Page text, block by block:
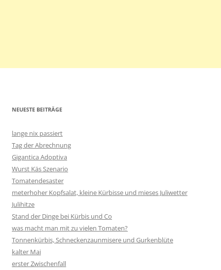
NEUESTE BEITRÄGE
lange nix passiert
Tag der Abrechnung
Gigantica Adoptiva
Wurst Käs Szenario
Tomatendesaster
meterhoher Kopfsalat, kleine Kürbisse und mieses Juliwetter
Julihitze
Stand der Dinge bei Kürbis und Co
was macht man mit zu vielen Tomaten?
Tonnenkürbis, Schneckenzaunmisere und Gurkenblüte
kalter Mai
erster Zwischenfall